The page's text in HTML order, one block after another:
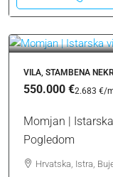
VILA, STAMBENA
550.000 €2.683 €/
Momjan |
Pogledom
Hrvatska, Istra,